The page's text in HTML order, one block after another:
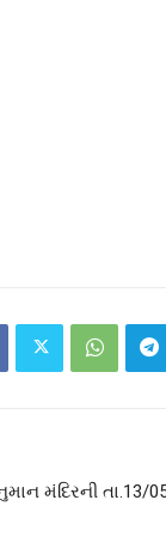
મંદિરની તા.13/